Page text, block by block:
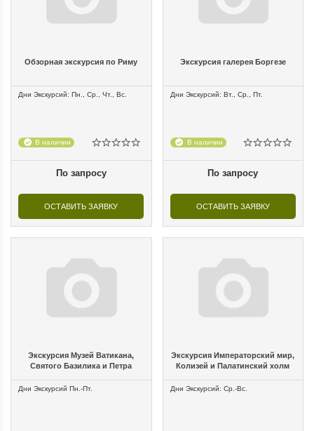
Обзорная экскурсия по Риму
Дни Экскурсий: Пн., Ср., Чт., Вс.
В наличии
По запросу
ОСТАВИТЬ ЗАЯВКУ
Экскурсия галерея Боргезе
Дни Экскурсий: Вт., Ср., Пт.
В наличии
По запросу
ОСТАВИТЬ ЗАЯВКУ
Экскурсия Музей Ватикана,
Святого Базилика и Петра
Дни Экскурсий Пн.-Пт.
Экскурсия Императорский мир,
Колизей и Палатинский холм
Дни Экскурсий: Ср.-Вс.